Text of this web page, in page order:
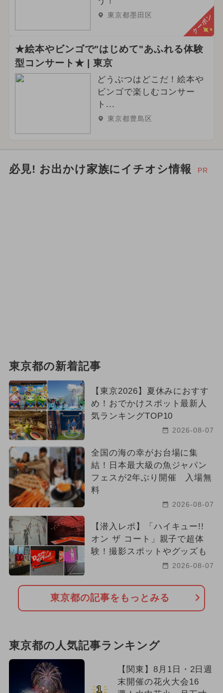
東京都墨田区 クーポン
★絵本やビンゴで"はじめて"あふれる体験
型コンサート★ | 東京
どうぶつはどこだ！絵本や
ビンゴで楽しむコンサー
ト...
東京都豊島区
必見! お出かけ家族にイチオシ情報 PR
東京都の新着記事
【東京2026】夏休みにおすす
め！おでかけスポット最新人
気ランキングTOP10
2026-08-07
全国の海の幸がお台場に集
結！日本最大級の魚ジャパン
フェスが2年ぶり開催 入場無
料
2026-08-07
【潜入レポ】「ハイキュー!!
オン ザ コート」親子で超体
験！撮影スポットやグッズも
2026-08-07
東京都の記事をもっとみる
東京都の人気記事ランキング
1
【関東】8月1日・2日週
末開催の花火大会16